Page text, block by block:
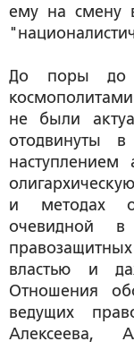
ему на смену
До поры до
не были
отодвинуты
и методах
очевидной
властью и
Отношения
ведущих
Алексеева,